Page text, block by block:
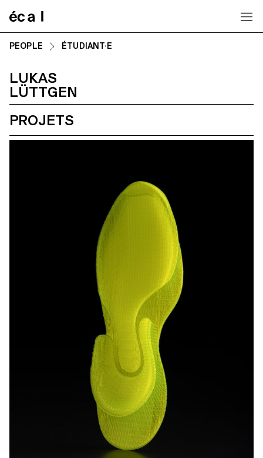
PEOPLE ÉTUDIANT·E
LUKAS
LÜTTGEN
PROJETS